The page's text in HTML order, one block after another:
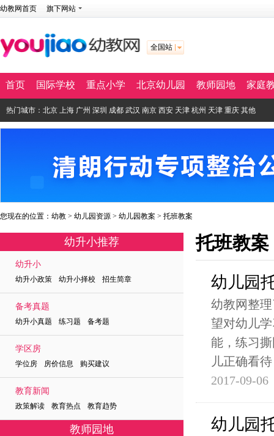
幼教网首页 旗下网站
全国站
首页 国际学校 重点小学 北京幼儿园 教师园地 家庭
热门城市： 北京 上海 广州 深圳 成都 武汉 南京 西安 天津 杭州 天津 重庆 其他
您现在的位置： 幼教 > 幼儿园资源 > 幼儿园教案 > 托班教案
幼升小推荐
幼升小
幼升小政策 幼升小择校 招生简章
备考真题
幼升小真题 练习题 备考题
学区房
学位房 房价信息 购买建议
教育新闻
政策解读 教育热点 教育趋势
教师园地
托班教案
幼儿园
幼教网整
望对幼儿
能，练习
儿正确看待
2017-09-06
幼儿园